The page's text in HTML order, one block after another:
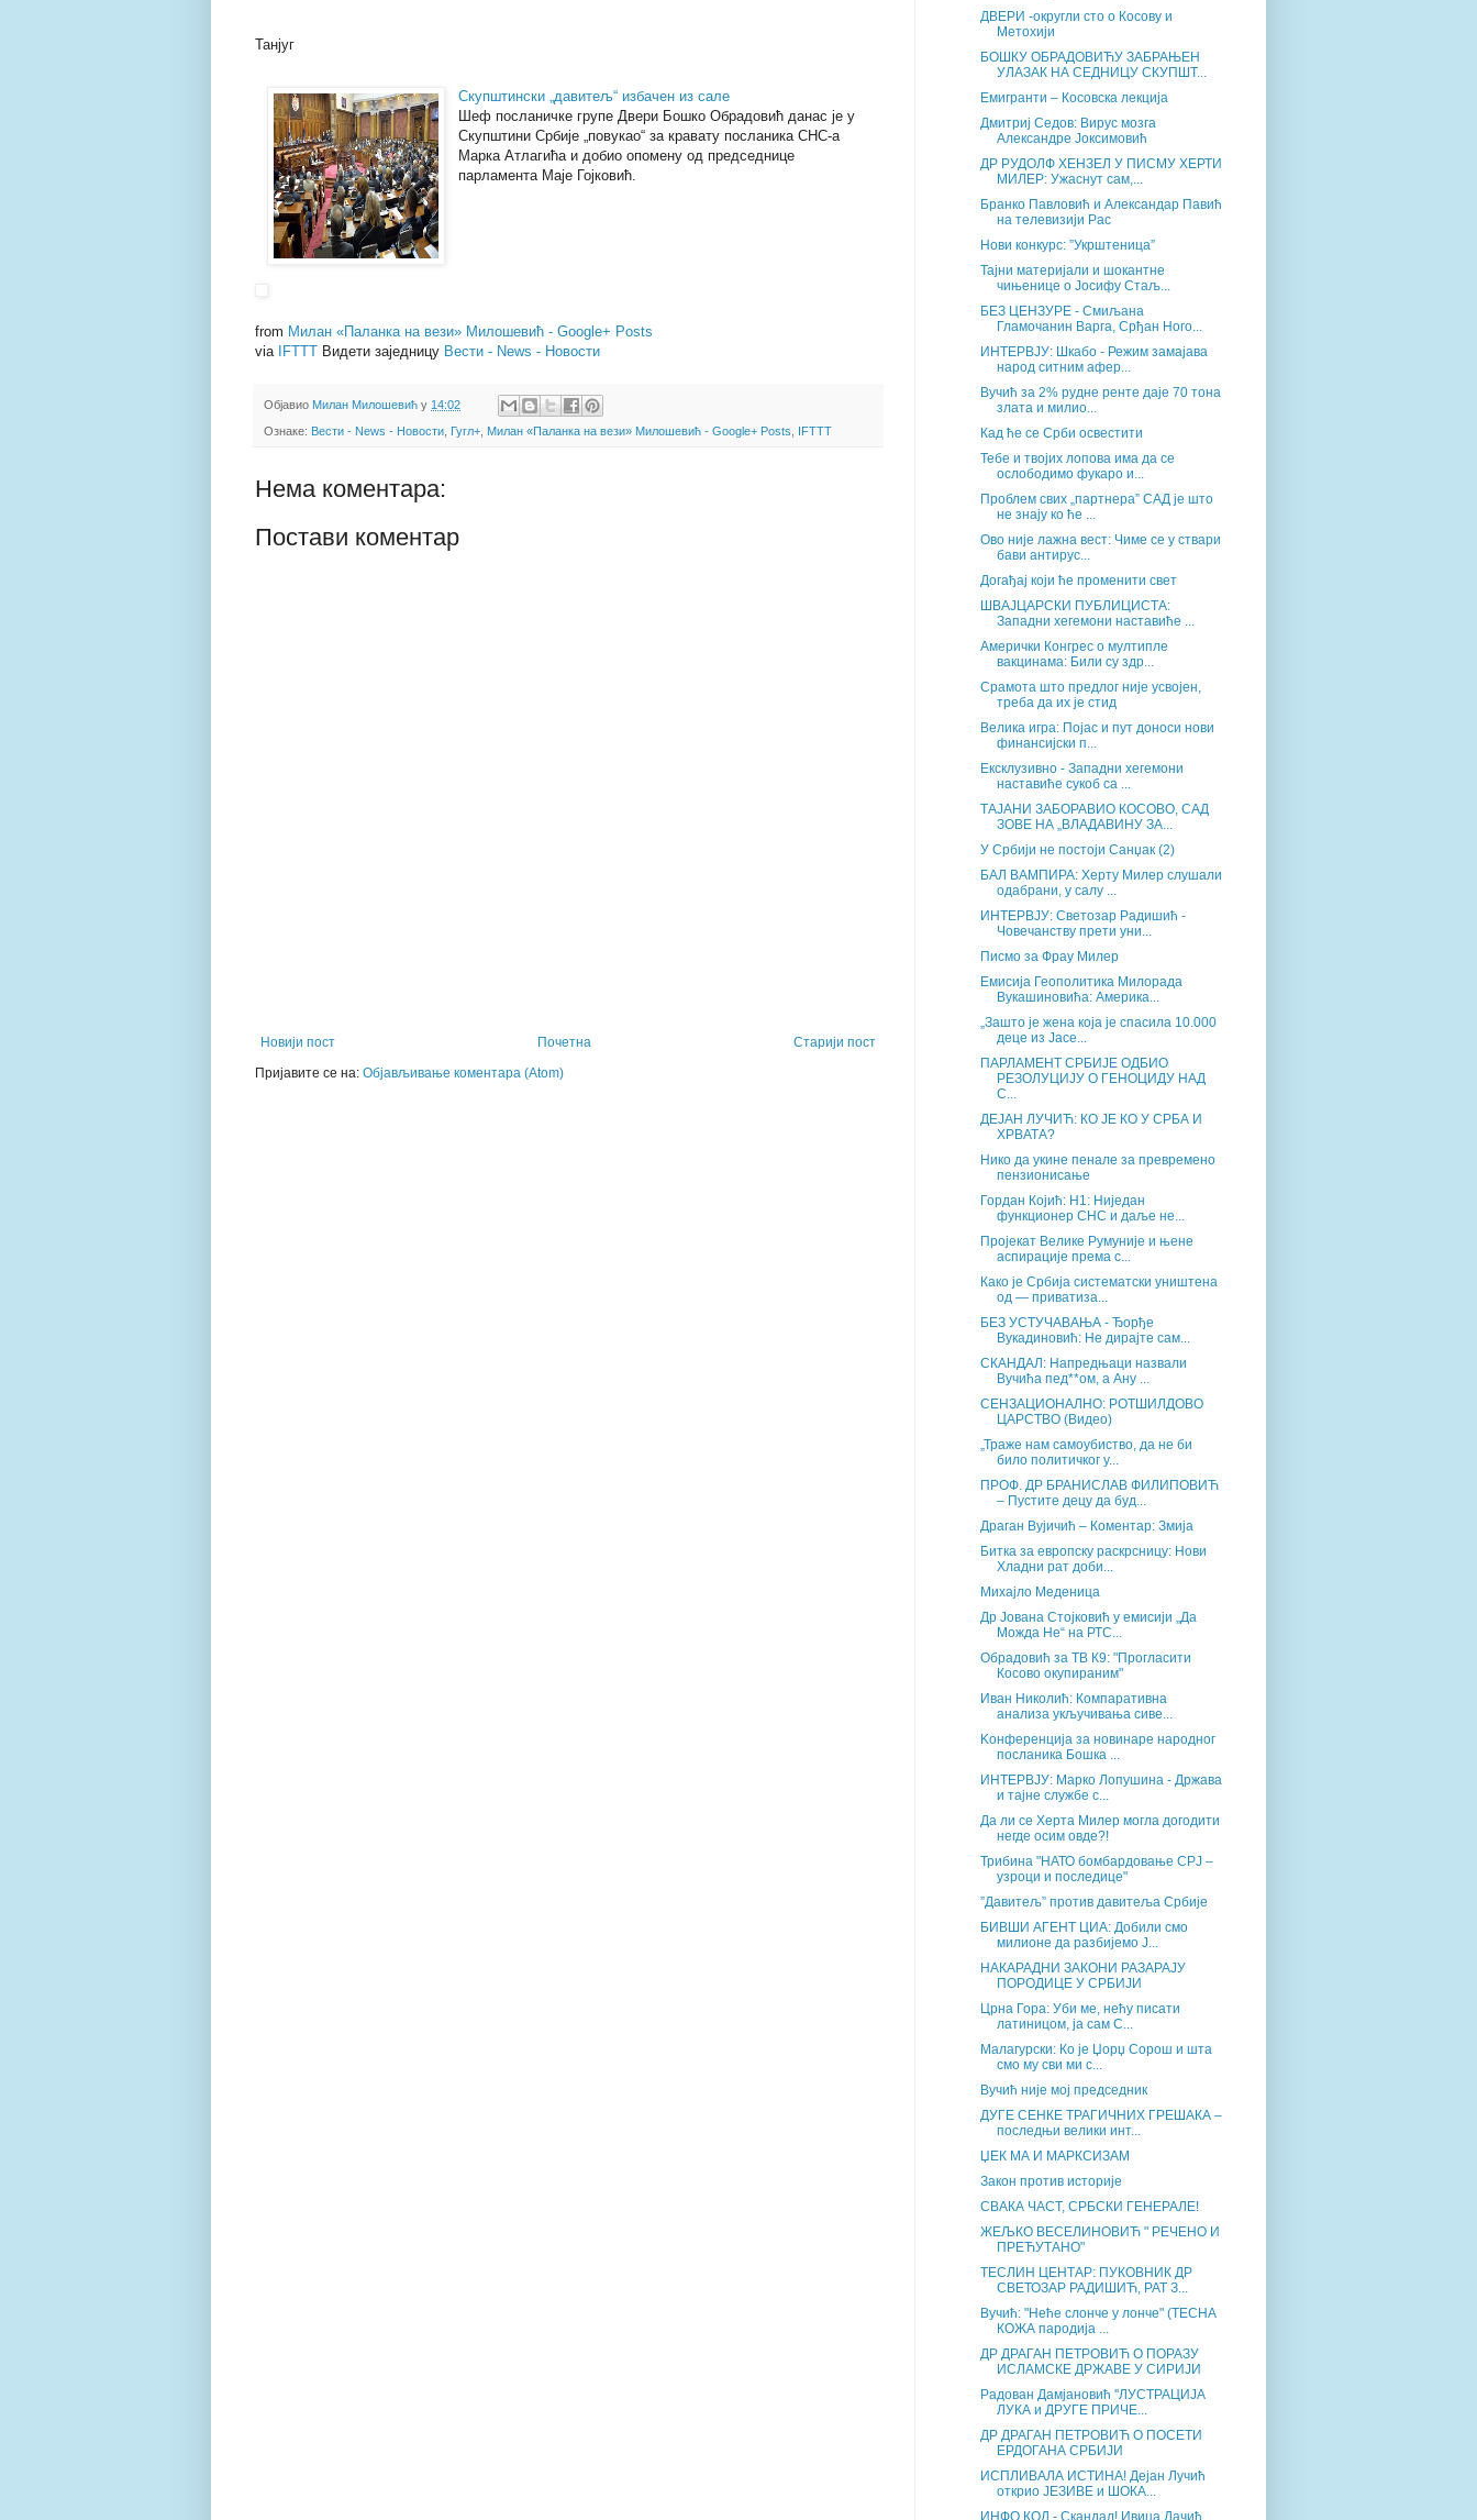
Танјуг
Скупштински „давитељ“ избачен из сале
Шеф посланичке групе Двери Бошко Обрадовић данас је у
Скупштини Србије „повукао“ за кравату посланика СНС-а
Марка Атлагића и добио опомену од председнице
парламента Маје Гојковић.
from Милан «Паланка на вези» Милошевић - Google+ Posts
via IFTTT Видети заједницу Вести - News - Новости
Објавио Милан Милошевић у 14:02
Ознаке: Вести - News - Новости Гугл+ Милан «Паланка на вези» Милошевић - Google+ Posts IFTTT
Нема коментара:
Постави коментар
Новији пост Старији пост
Почетна
Пријавите се на: Објављивање коментара (Atom)
ДВЕРИ -округли сто о Косову и
Метохији
БОШКУ ОБРАДОВИЋУ ЗАБРАЊЕН
УЛАЗАК НА СЕДНИЦУ СКУПШТ...
Емигранти – Косовска лекција
Дмитриј Седов: Вирус мозга
Александре Јоксимовић
ДР РУДОЛФ ХЕНЗЕЛ У ПИСМУ ХЕРТИ
МИЛЕР: Ужаснут сам,...
Бранко Павловић и Александар Павић
на телевизији Рас
Нови конкурс: ”Укрштеница”
Тајни материјали и шокантне
чињенице о Јосифу Стаљ...
БЕЗ ЦЕНЗУРЕ - Смиљана
Гламочанин Варга, Срђан Ного...
ИНТЕРВЈУ: Шкабо - Режим замајава
народ ситним афер...
Вучић за 2% рудне ренте даје 70 тона
злата и милио...
Кад ће се Срби освестити
Тебе и твојих лопова има да се
ослободимо фукаро и...
Проблем свих „партнера” САД је што
не знају ко ће ...
Ово није лажна вест: Чиме се у ствари
бави антирус...
Догађај који ће променити свет
ШВАЈЦАРСКИ ПУБЛИЦИСТА:
Западни хегемони наставиће ...
Амерички Конгрес о мултипле
вакцинама: Били су здр...
Срамота што предлог није усвојен,
треба да их је стид
Велика игра: Појас и пут доноси нови
финансијски п...
Ексклузивно - Западни хегемони
наставиће сукоб са ...
ТАЈАНИ ЗАБОРАВИО КОСОВО, САД
ЗОВЕ НА „ВЛАДАВИНУ ЗА...
У Србији не постоји Санџак (2)
БАЛ ВАМПИРА: Херту Милер слушали
одабрани, у салу ...
ИНТЕРВЈУ: Светозар Радишић -
Човечанству прети уни...
Писмо за Фрау Милер
Емисија Геополитика Милорада
Вукашиновића: Америка...
„Зашто је жена која је спасила 10.000
деце из Јасе...
ПАРЛАМЕНТ СРБИЈЕ ОДБИО
РЕЗОЛУЦИЈУ О ГЕНОЦИДУ НАД
С...
ДЕЈАН ЛУЧИЋ: КО ЈЕ КО У СРБА И
ХРВАТА?
Нико да укине пенале за превремено
пензионисање
Гордан Којић: Н1: Ниједан
функционер СНС и даље не...
Пројекат Велике Румуније и њене
аспирације према с...
Како је Србија систематски уништена
од — приватиза...
БЕЗ УСТУЧАВАЊА - Ђорђе
Вукадиновић: Не дирајте сам...
СКАНДАЛ: Напредњаци назвали
Вучића пед**ом, а Ану ...
СЕНЗАЦИОНАЛНО: РОТШИЛДОВО
ЦАРСТВО (Видео)
„Траже нам самоубиство, да не би
било политичког у...
ПРОФ. ДР БРАНИСЛАВ ФИЛИПОВИЋ
– Пустите децу да буд...
Драган Вујичић – Коментар: Змија
Битка за европску раскрсницу: Нови
Хладни рат доби...
Михајло Меденица
Др Јована Стојковић у емисији „Да
Можда Не“ на РТС...
Обрадовић за ТВ К9: "Прогласити
Косово окупираним"
Иван Николић: Компаративна
анализа укључивања сиве...
Kонференција за новинаре народног
посланика Бошка ...
ИНТЕРВЈУ: Марко Лопушина - Држава
и тајне службе с...
Да ли се Херта Милер могла догодити
негде осим овде?!
Трибина "НАТО бомбардовање СРЈ –
узроци и последице"
”Давитељ” против давитеља Србије
БИВШИ АГЕНТ ЦИА: Добили смо
милионе да разбијемо Ј...
НАКАРАДНИ ЗАКОНИ РАЗАРАЈУ
ПОРОДИЦЕ У СРБИЈИ
Црна Гора: Уби ме, нећу писати
латиницом, ја сам С...
Малагурски: Ко је Џорџ Сорош и шта
смо му сви ми с...
Вучић није мој председник
ДУГЕ СЕНКЕ ТРАГИЧНИХ ГРЕШАКА –
последњи велики инт...
ЏЕК МА И МАРКСИЗАМ
Закон против историје
СВАКА ЧАСТ, СРБСКИ ГЕНЕРАЛЕ!
ЖЕЉКО ВЕСЕЛИНОВИЋ " РЕЧЕНО И
ПРЕЋУТАНО"
ТЕСЛИН ЦЕНТАР: ПУКОВНИК ДР
СВЕТОЗАР РАДИШИЋ, РАТ З...
Вучић: "Неће слонче у лонче" (ТЕСНА
КОЖА пародија ...
ДР ДРАГАН ПЕТРОВИЋ О ПОРАЗУ
ИСЛАМСКЕ ДРЖАВЕ У СИРИЈИ
Радован Дамјановић ''ЛУСТРАЦИЈА
ЛУКА и ДРУГЕ ПРИЧЕ...
ДР ДРАГАН ПЕТРОВИЋ О ПОСЕТИ
ЕРДОГАНА СРБИЈИ
ИСПЛИВАЛА ИСТИНА! Дејан Лучић
открио ЈЕЗИВЕ и ШОКА...
ИНФО КОД - Скандал! Ивица Дачић